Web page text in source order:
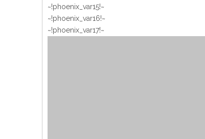
~!phoenix_var15!~
~!phoenix_var16!~
~!phoenix_var17!~